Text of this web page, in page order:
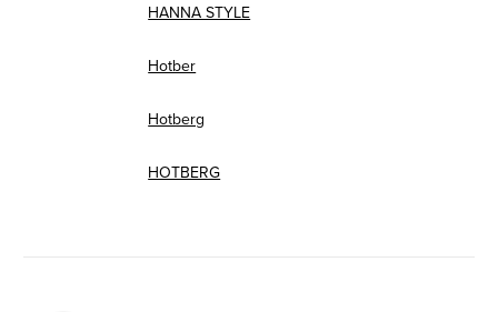
HANNA STYLE
Hotber
Hotberg
HOTBERG